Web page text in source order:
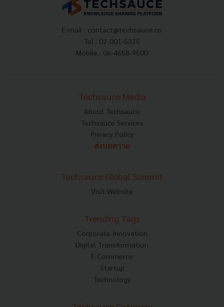
E-mail : contact@techsauce.co
Tel : 02-001-5375
Mobile : 06-4658-9500
Techsauce Media
About Techsauce
Techsauce Services
Privacy Policy
ส่งบทความ
Techsauce Global Summit
Visit Website
Trending Tags
Corporate Innovation
Digital Transformation
E-Commerce
Startup
Technology